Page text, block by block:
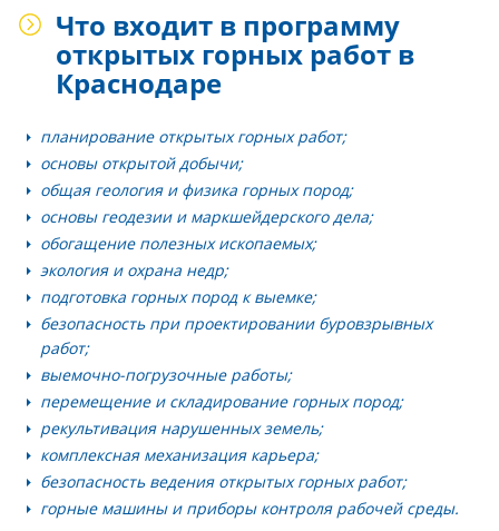
Что входит в программу
открытых горных работ в
Краснодаре
планирование открытых горных работ;
основы открытой добычи;
общая геология и физика горных пород;
основы геодезии и маркшейдерского дела;
обогащение полезных ископаемых;
экология и охрана недр;
подготовка горных пород к выемке;
безопасность при проектировании буровзрывных
работ;
выемочно-погрузочные работы;
перемещение и складирование горных пород;
рекультивация нарушенных земель;
комплексная механизация карьера;
безопасность ведения открытых горных работ;
горные машины и приборы контроля рабочей среды.